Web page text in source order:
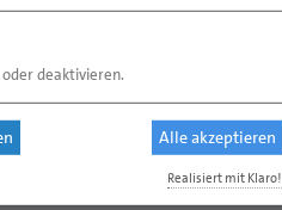
deaktivieren.
Alle akzeptieren
Realisiert mit Klaro!